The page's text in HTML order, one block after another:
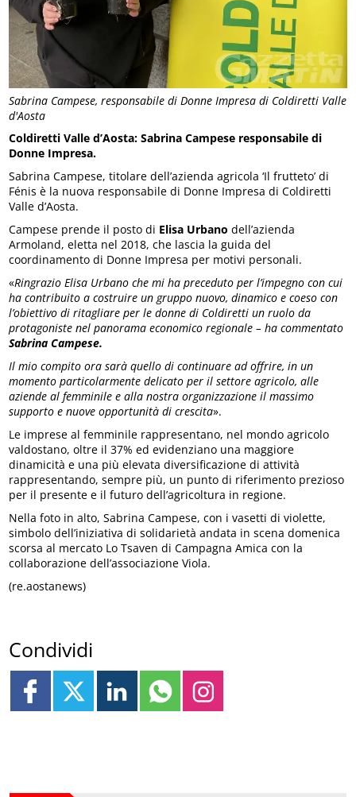
Sabrina Campese, responsabile di Donne Impresa di Coldiretti Valle
d'Aosta
Coldiretti Valle d’Aosta: Sabrina Campese responsabile di
Donne Impresa.
Sabrina Campese, titolare dell’azienda agricola ‘Il frutteto’ di
Fénis è la nuova responsabile di Donne Impresa di Coldiretti
Valle d’Aosta.
Campese prende il posto di Elisa Urbano dell’azienda
Armoland, eletta nel 2018, che lascia la guida del
coordinamento di Donne Impresa per motivi personali.
«Ringrazio Elisa Urbano che mi ha preceduto per l’impegno con cui
ha contribuito a costruire un gruppo nuovo, dinamico e coeso con
l’obiettivo di ritagliare per le donne di Coldiretti un ruolo da
protagoniste nel panorama economico regionale – ha commentato
Sabrina Campese.
Il mio compito ora sarà quello di continuare ad offrire, in un
momento particolarmente delicato per il settore agricolo, alle
aziende al femminile e alla nostra organizzazione il massimo
supporto e nuove opportunità di crescita».
Le imprese al femminile rappresentano, nel mondo agricolo
valdostano, oltre il 37% ed evidenziano una maggiore
dinamicità e una più elevata diversificazione di attività
rappresentando, sempre più, un punto di riferimento prezioso
per il presente e il futuro dell’agricoltura in regione.
Nella foto in alto, Sabrina Campese, con i vasetti di violette,
simbolo dell’iniziativa di solidarietà andata in scena domenica
scorsa al mercato Lo Tsaven di Campagna Amica con la
collaborazione dell’associazione Viola.
(re.aostanews)
Condividi